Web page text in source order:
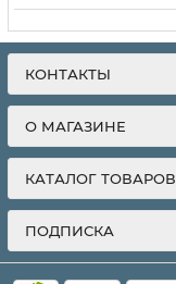
КОНТАКТЫ
О МАГАЗИНЕ
КАТАЛОГ ТОВАРОВ
ПОДПИСКА